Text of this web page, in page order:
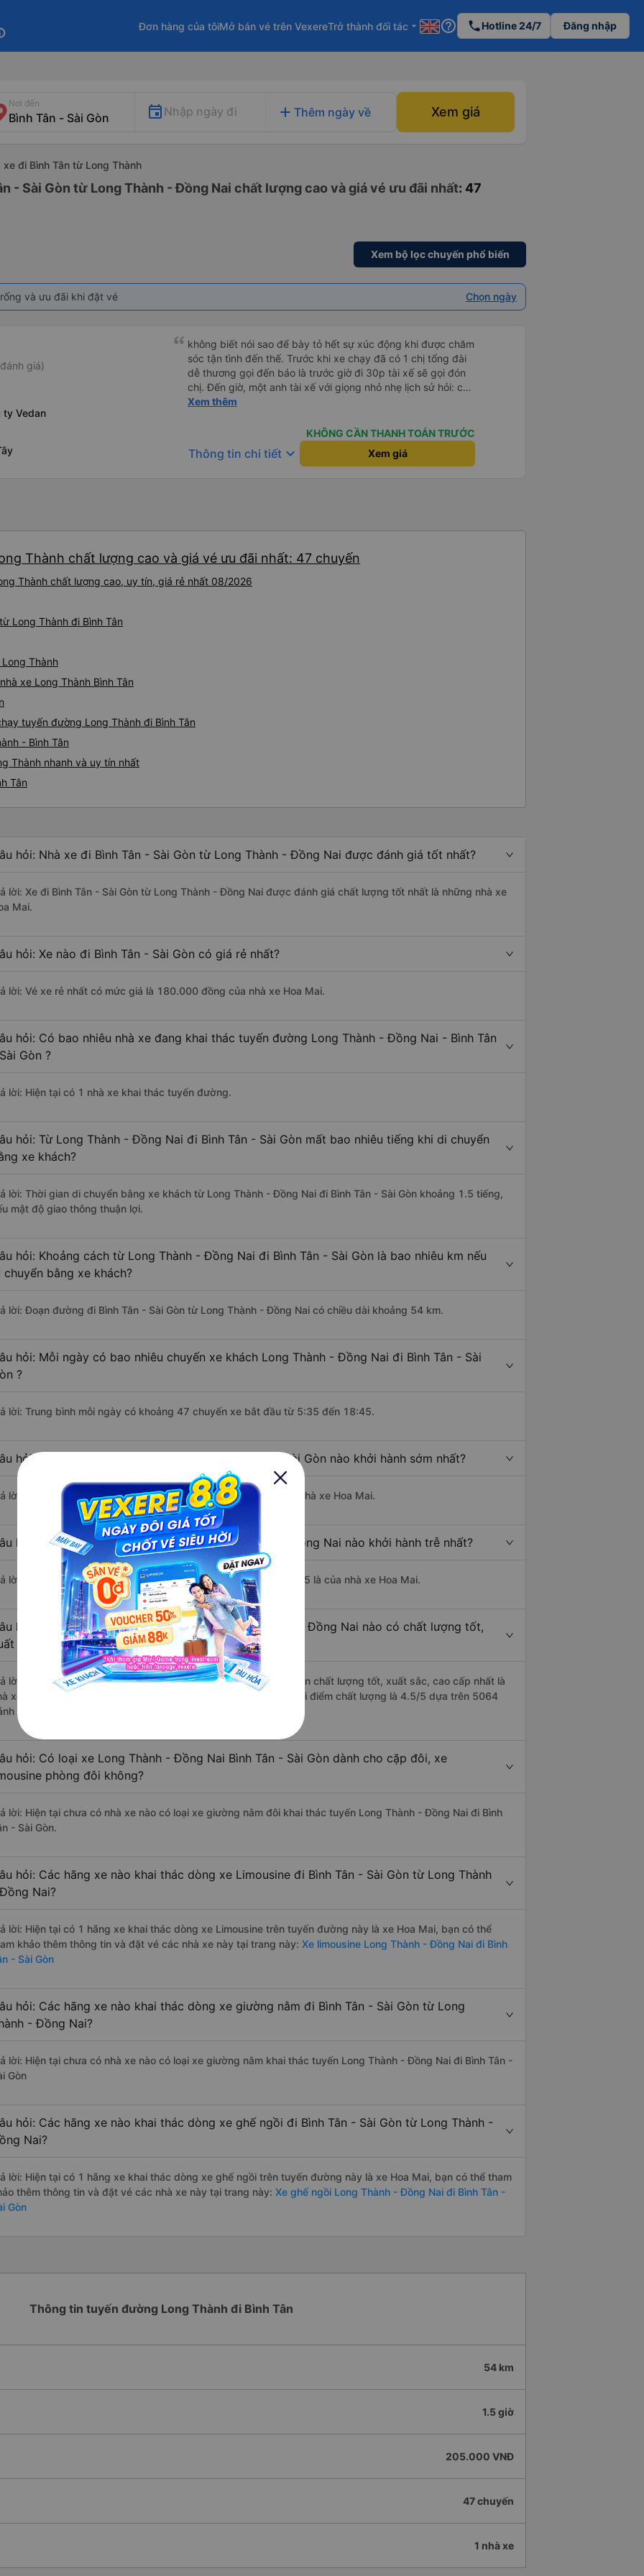
Đơn hàng của tôiMở bán vé trên VexereTrở thành đối tác arrow_drop_down help_outline phoneHotline 24/7 Đăng nhập
Nơi đến
Nhập ngày đi add Thêm ngày về Xem giá
xe đi Bình Tân từ Long Thành
- Sài Gòn từ Long Thành - Đồng Nai chất lượng cao và giá vé ưu đãi nhất: 47
Xem bộ lọc chuyến phổ biến
và ưu đãi khi đặt vé Chọn ngày
giá)
ty Vedan
không biết nói sao để bày tỏ hết sự xúc động khi được chăm
sóc tận tình đến thế. Trước khi xe chạy đã có 1 chị tổng đài
dễ thương gọi đến báo là trước giờ đi 30p tài xế sẽ gọi đón
chị. Đến giờ, một anh tài xế với giọng nhỏ nhẹ lịch sử hỏi: chị
ở chỗ nào e đến đón. Tuy đường hơi đông nhưng anh tài xế
khác trên xe nhưng xe lại đi rất êm, không dằn sốc gì hết.
Mình để ý lần nào gọi khách anh tài xế cũng với cái giọng
nhỏ nhẹ đó đón khách, không như các xe khác mình từng đi.
Xem thêm
KHÔNG CẦN THANH TOÁN TRƯỚC
Thông tin chi tiết keyboard_arrow_down Xem giá
Thành chất lượng cao và giá vé ưu đãi nhất: 47 chuyến
Thành chất lượng cao, uy tín, giá rẻ nhất 08/2026
Long Thành đi Bình Tân
Thành
xe Long Thành Bình Tân
tuyến đường Long Thành đi Bình Tân
- Bình Tân
Thành nhanh và uy tín nhất
Tân
hỏi: Nhà xe đi Bình Tân - Sài Gòn từ Long Thành - Đồng Nai được đánh giá tốt nhất?
lời: Xe đi Bình Tân - Sài Gòn từ Long Thành - Đồng Nai được đánh giá chất lượng tốt nhất là những nhà xe
Mai.
hỏi: Xe nào đi Bình Tân - Sài Gòn có giá rẻ nhất?
lời: Vé xe rẻ nhất có mức giá là 180.000 đồng của nhà xe Hoa Mai.
hỏi: Có bao nhiêu nhà xe đang khai thác tuyến đường Long Thành - Đồng Nai - Bình Tân
Gòn ?
lời: Hiện tại có 1 nhà xe khai thác tuyến đường.
hỏi: Từ Long Thành - Đồng Nai đi Bình Tân - Sài Gòn mất bao nhiêu tiếng khi di chuyển
xe khách?
lời: Thời gian di chuyển bằng xe khách từ Long Thành - Đồng Nai đi Bình Tân - Sài Gòn khoảng 1.5 tiếng,
mật độ giao thông thuận lợi.
hỏi: Khoảng cách từ Long Thành - Đồng Nai đi Bình Tân - Sài Gòn là bao nhiêu km nếu
chuyển bằng xe khách?
lời: Đoạn đường đi Bình Tân - Sài Gòn từ Long Thành - Đồng Nai có chiều dài khoảng 54 km.
hỏi: Mỗi ngày có bao nhiêu chuyến xe khách Long Thành - Đồng Nai đi Bình Tân - Sài
?
lời: Trung bình mỗi ngày có khoảng 47 chuyến xe bắt đầu từ 5:35 đến 18:45.
hỏi: Nhà xe đi Long Thành - Đồng Nai Bình Tân - Sài Gòn nào khởi hành sớm nhất?
lời: Chuyến xe có giờ xuất phát sớm nhất vào lúc 5:35 là của nhà xe Hoa Mai.
hỏi: Nhà xe đi Bình Tân - Sài Gòn từ Long Thành - Đồng Nai nào khởi hành trễ nhất?
lời: Chuyến xe có giờ xuất phát trễ (muộn) nhất là vào lúc 18:45 là của nhà xe Hoa Mai.
hỏi: Review xe đi Bình Tân - Sài Gòn từ Long Thành - Đồng Nai nào có chất lượng tốt,
sắc, cao cấp nhất?
lời: Những hãng xe đi Long Thành - Đồng Nai Bình Tân - Sài Gòn chất lượng tốt, xuất sắc, cao cấp nhất là
xe Hoa Mai đi Bình Tân - Sài Gòn từ Long Thành - Đồng Nai với điểm chất lượng là 4.5/5 dựa trên 5064
giá của khách hàng).
hỏi: Có loại xe Long Thành - Đồng Nai Bình Tân - Sài Gòn dành cho cặp đôi, xe
phòng đôi không?
lời: Hiện tại chưa có nhà xe nào có loại xe giường nằm đôi khai thác tuyến Long Thành - Đồng Nai đi Bình
- Sài Gòn.
hỏi: Các hãng xe nào khai thác dòng xe Limousine đi Bình Tân - Sài Gòn từ Long Thành
Nai?
lời: Hiện tại có 1 hãng xe khai thác dòng xe Limousine trên tuyến đường này là xe Hoa Mai, bạn có thể
khảo thêm thông tin và đặt vé các nhà xe này tại trang này: Xe limousine Long Thành - Đồng Nai đi Bình
- Sài Gòn
hỏi: Các hãng xe nào khai thác dòng xe giường nằm đi Bình Tân - Sài Gòn từ Long
- Đồng Nai?
lời: Hiện tại chưa có nhà xe nào có loại xe giường nằm khai thác tuyến Long Thành - Đồng Nai đi Bình Tân -
Gòn
hỏi: Các hãng xe nào khai thác dòng xe ghế ngồi đi Bình Tân - Sài Gòn từ Long Thành -
Nai?
lời: Hiện tại có 1 hãng xe khai thác dòng xe ghế ngồi trên tuyến đường này là xe Hoa Mai, bạn có thể tham
thêm thông tin và đặt vé các nhà xe này tại trang này: Xe ghế ngồi Long Thành - Đồng Nai đi Bình Tân -
Gòn
Thông tin tuyến đường Long Thành đi Bình Tân
54 km
1.5 giờ
205.000 VNĐ
47 chuyến
1 nhà xe